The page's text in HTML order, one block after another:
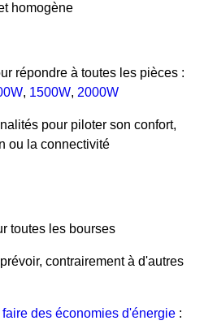
homogène
répondre à toutes les pièces :
, 1500W, 2000W
pour piloter son confort,
ou la connectivité
toutes les bourses
contrairement à d'autres
des économies d'énergie :